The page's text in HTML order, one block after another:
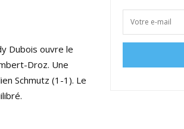
Dubois ouvre le
Droz. Une
Schmutz (1-1). Le